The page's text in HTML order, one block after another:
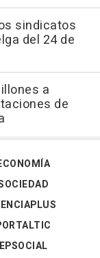
sindicatos
del 24 de
a
de
EPSOCIAL